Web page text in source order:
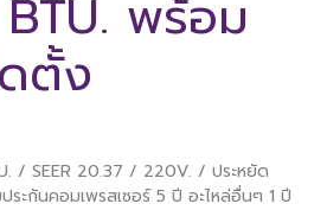
พร้อม
ตั้ง
/ SEER 20.37 / 220V. / ประหยัด
ะกันคอมเพรสเซอร์ 5 ปี อะไหล่อื่นๆ 1 ปี